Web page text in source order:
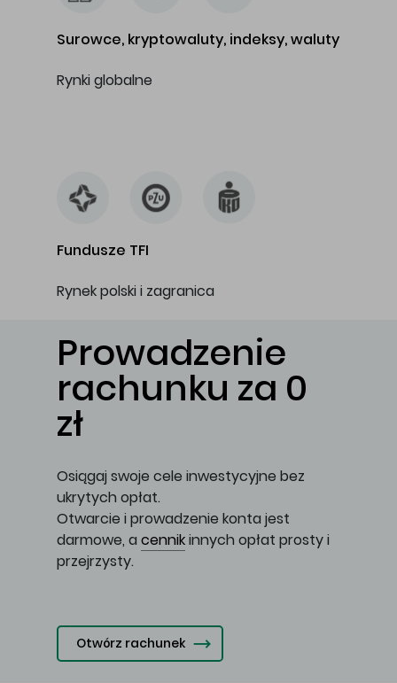
Surowce, kryptowaluty, indeksy, waluty
Rynki globalne
Fundusze TFI
Rynek polski i zagranica
Prowadzenie
rachunku za 0
zł
Osiągaj swoje cele inwestycyjne bez
ukrytych opłat.
Otwarcie i prowadzenie konta jest
darmowe, a cennikinnych opłat prosty i
przejrzysty.
Otwórz rachunek